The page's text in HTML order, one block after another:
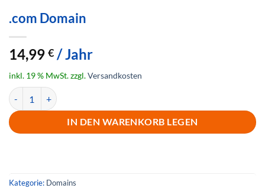
.com Domain
14,99 € / Jahr
inkl. 19 % MwSt.zzgl.Versandkosten
.com Domain Menge
IN DEN WARENKORB LEGEN
Kategorie: Domains